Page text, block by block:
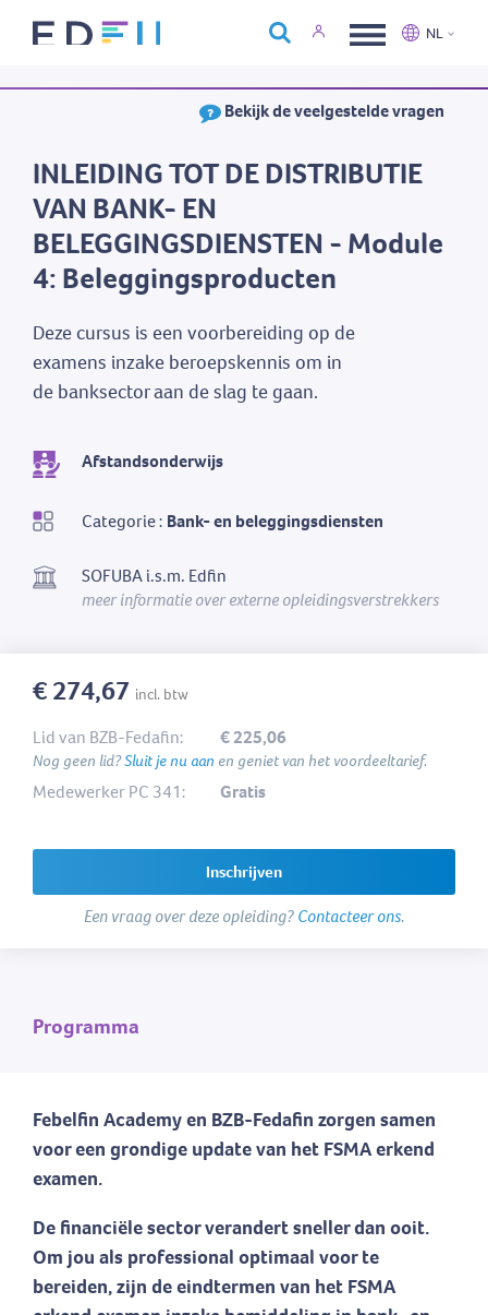
Over Edfin
Kalender
NL
Français
Bekijk de veelgestelde vragen
Afstandsonderwijs
Categorie : Bank- en beleggingsdiensten
SOFUBA i.s.m. Edfin
meer informatie over externe opleidingsverstrekkers
INLEIDING TOT DE DISTRIBUTIE
VAN BANK- EN
BELEGGINGSDIENSTEN - Module
4: Beleggingsproducten
Deze cursus is een voorbereiding op de
examens inzake beroepskennis om in
de banksector aan de slag te gaan.
€ 274,67 incl. btw
Lid van BZB-Fedafin: € 225,06
Nog geen lid?Sluit je nu aan en geniet van het voordeeltarief.
Medewerker PC 341: Gratis
Inschrijven
Een vraag over deze opleiding?Contacteer ons.
Programma
Febelfin Academy en BZB-Fedafin zorgen samen
voor een grondige update van het FSMA erkend
examen.
De financiële sector verandert sneller dan ooit.
Om jou als professional optimaal voor te
bereiden, zijn de eindtermen van het FSMA